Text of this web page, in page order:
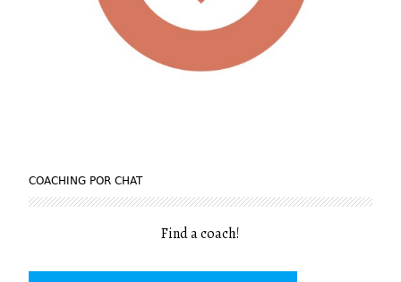
COACHING POR CHAT
Find a coach!